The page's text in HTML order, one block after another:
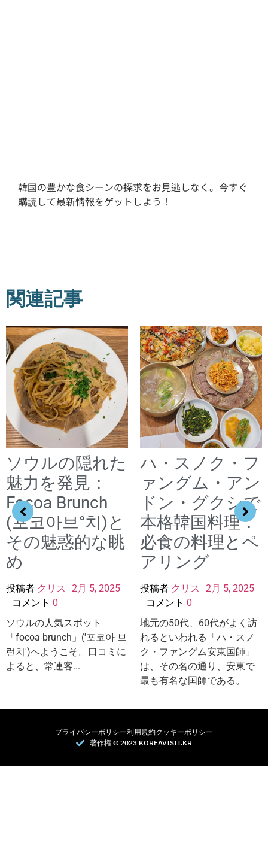
韓国の豊かな食シーンの探求をお見逃しなく。今すぐ
購読して最新情報をゲットしよう！
関連記事
ソウルの隠れた
魅力を発見：
Focoa Brunch
(포코아브°치)と
その魅惑的な眺
め
投稿者 クリス
2月 5, 2025
コメント 0
ソウルの人気スポット
「focoa brunch」('포코아 브
런치')へようこそ。口コミに
よると、常連客...
ハ・スノク・フ
ァングム・アン
ドン・グクシで
本格韓国料理：
必食の料理とペ
アリング
投稿者 クリス
2月 5, 2025
コメント 0
地元の50代、60代がよく訪
れるといわれる「ハ・スノ
ク・ファングム安東国師」
は、その名の通り、安東で
最も有名な国師である。
プライバシーポリシー利用規約クッキーポリシー
著作権 © 2023 KOREAVISIT.KR